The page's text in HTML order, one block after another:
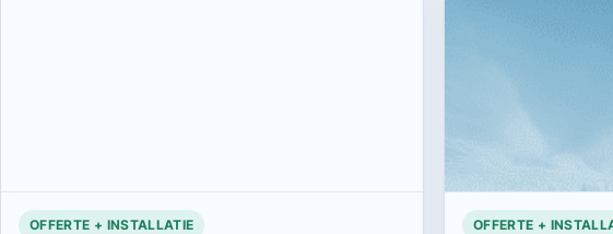
OFFERTE + INSTALLATIE OFFERTE +